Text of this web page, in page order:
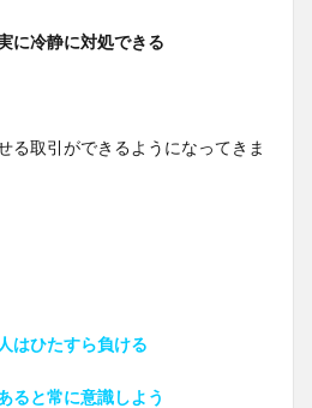
に冷静に対処できる
る取引ができるようになってきま
はひたすら負ける
ると常に意識しよう